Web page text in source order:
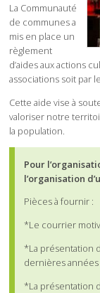
La Communauté
de communes a
mis en place un
règlement
d’aides aux actions
associations soit par
Cette aide vise à
valoriser notre
la population.
Pour
l’organisation
Pièces à fournir :
*Le courrier
*La présentation
dernières
*La présentation